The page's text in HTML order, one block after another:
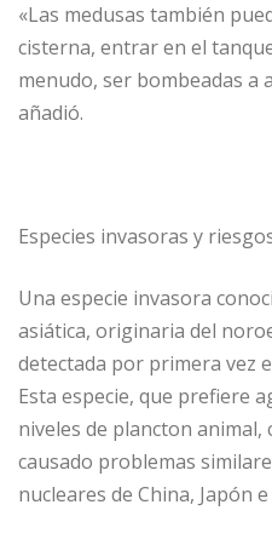
«Las medusas también
cisterna, entrar en el
menudo, ser bombeadas a
añadió.
Especies invasoras y
Una especie invasora
asiática, originaria del
detectada por primera vez
Esta especie, que prefiere
niveles de plancton animal,
causado problemas
nucleares de China, Japón